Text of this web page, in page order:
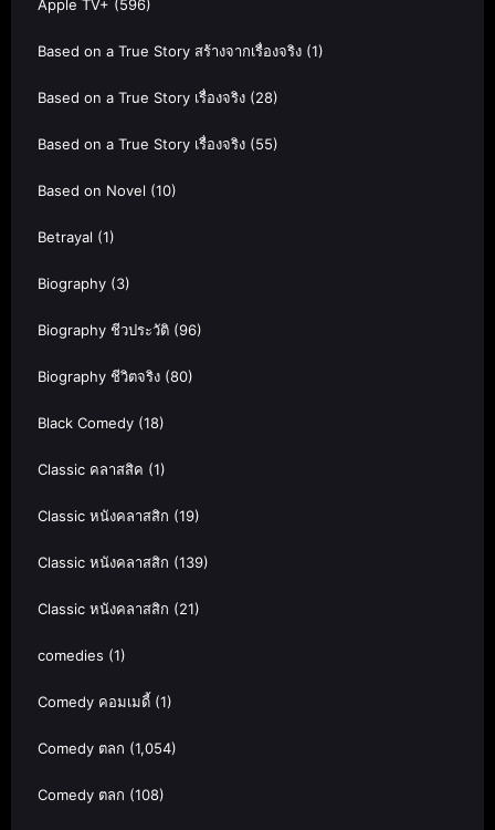
Apple TV+ (596)
Based on a True Story สร้างจากเรื่องจริง (1)
Based on a True Story เรื่องจริง (28)
Based on a True Story เรื่องจริง (55)
Based on Novel (10)
Betrayal (1)
Biography (3)
Biography ชีวประวัติ (96)
Biography ชีวิตจริง (80)
Black Comedy (18)
Classic คลาสสิค (1)
Classic หนังคลาสสิก (19)
Classic หนังคลาสสิก (139)
Classic หนังคลาสสิก (21)
comedies (1)
Comedy คอมเมดี้ (1)
Comedy ตลก (1,054)
Comedy ตลก (108)